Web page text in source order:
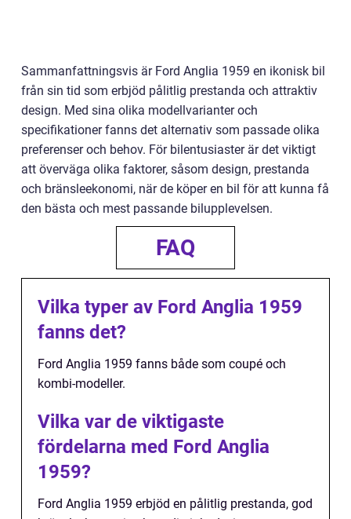
Sammanfattningsvis är Ford Anglia 1959 en ikonisk bil
från sin tid som erbjöd pålitlig prestanda och attraktiv
design. Med sina olika modellvarianter och
specifikationer fanns det alternativ som passade olika
preferenser och behov. För bilentusiaster är det viktigt
att överväga olika faktorer, såsom design, prestanda
och bränsleekonomi, när de köper en bil för att kunna få
den bästa och mest passande bilupplevelsen.
FAQ
Vilka typer av Ford Anglia 1959
fanns det?
Ford Anglia 1959 fanns både som coupé och
kombi-modeller.
Vilka var de viktigaste
fördelarna med Ford Anglia
1959?
Ford Anglia 1959 erbjöd en pålitlig prestanda, god